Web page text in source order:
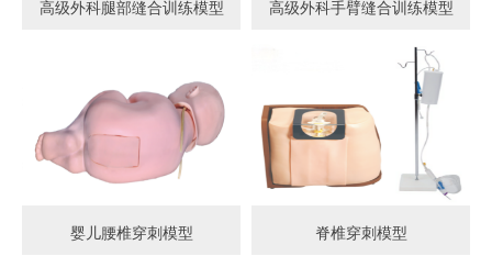
高级外科腿部缝合训练模型 高级外科手臂缝合训练模型
婴儿腰椎穿刺模型 脊椎穿刺模型